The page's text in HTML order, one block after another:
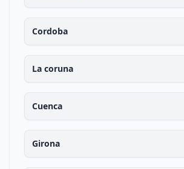
Cordoba
La coruna
Cuenca
Girona